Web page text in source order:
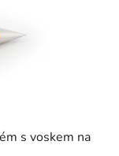
s voskem na